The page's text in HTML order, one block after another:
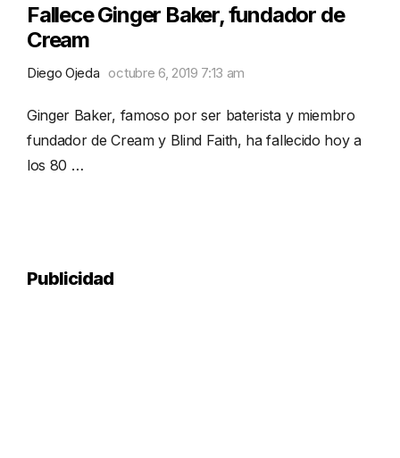
Fallece Ginger Baker, fundador de
Cream
Diego Ojeda octubre 6, 2019 7:13 am
Ginger Baker, famoso por ser baterista y miembro
fundador de Cream y Blind Faith, ha fallecido hoy a
los 80 …
Publicidad